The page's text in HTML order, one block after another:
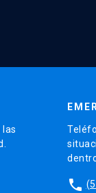
phone